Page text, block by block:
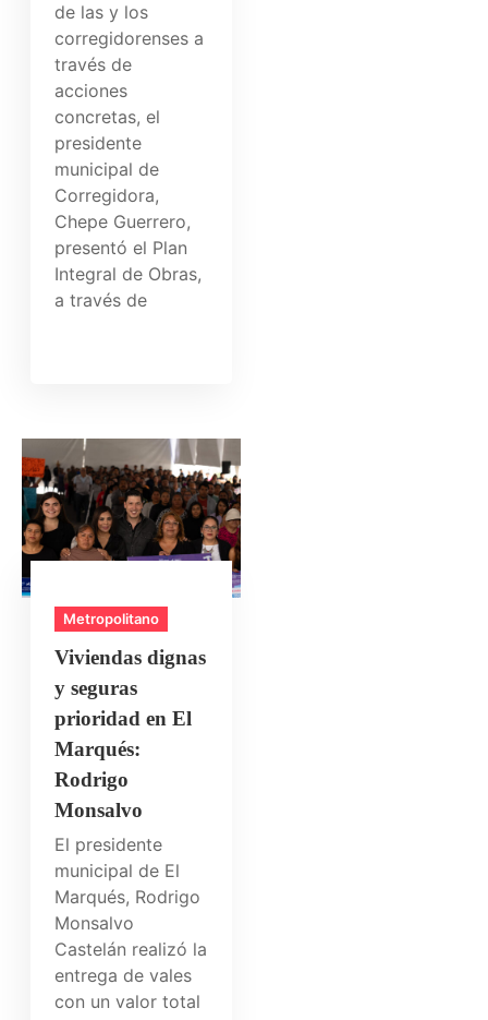
de las y los
corregidorenses a
través de
acciones
concretas, el
presidente
municipal de
Corregidora,
Chepe Guerrero,
presentó el Plan
Integral de Obras,
a través de
Metropolitano
Viviendas dignas
y seguras
prioridad en El
Marqués:
Rodrigo
Monsalvo
El presidente
municipal de El
Marqués, Rodrigo
Monsalvo
Castelán realizó la
entrega de vales
con un valor total